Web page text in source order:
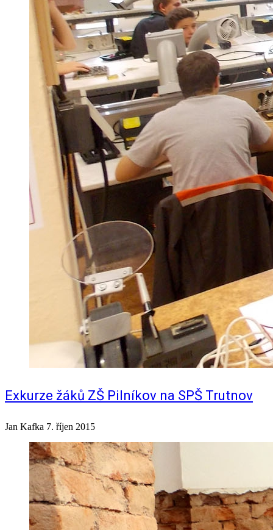
Exkurze žáků ZŠ Pilníkov na SPŠ Trutnov
Jan Kafka 7. říjen 2015